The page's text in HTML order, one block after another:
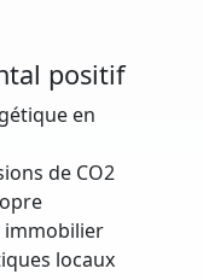
positif
en
de CO2
immobilier
locaux